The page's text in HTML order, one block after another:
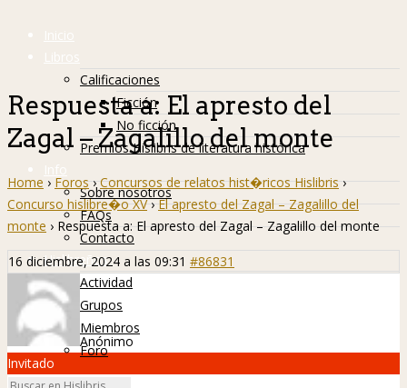
Inicio
Libros
Calificaciones
Ficción
No ficción
Premios Hislibris de literatura histórica
Info
Sobre nosotros
FAQs
Contacto
Hislibreños
Actividad
Grupos
Miembros
Foro
Respuesta a: El apresto del
Zagal – Zagalillo del monte
Home › Foros › Concursos de relatos hist�ricos Hislibris ›
Concurso hislibre�o XV › El apresto del Zagal – Zagalillo del
monte › Respuesta a: El apresto del Zagal – Zagalillo del monte
16 diciembre, 2024 a las 09:31 #86831
Anónimo
Invitado